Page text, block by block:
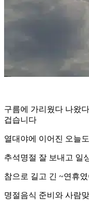
구름에 가리웠다 나왔
겁습니다
열대야에 이어진 오늘
추석명절 잘 보내고 일
참으로 길고 긴 ~연휴였
명절음식 준비와 사람